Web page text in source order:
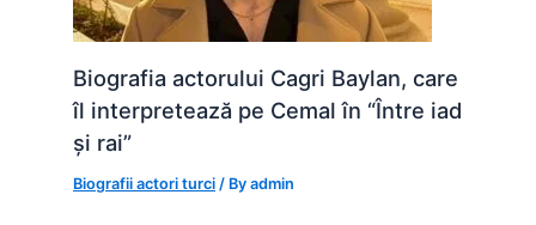
Biografia actorului Cagri Baylan, care
îl interpretează pe Cemal în “Între iad
și rai”
Biografii actori turci / Byadmin